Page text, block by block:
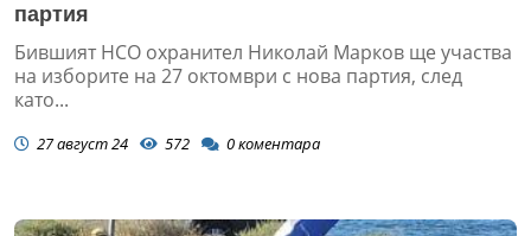
партия
Бившият НСО охранител Николай Марков ще участва
на изборите на 27 октомври с нова партия, след
като...
27 август 24 572 0коментара